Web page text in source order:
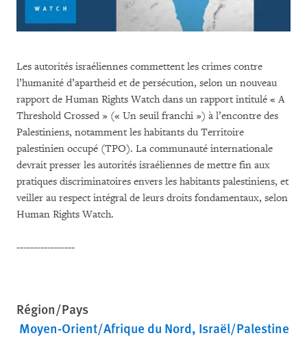
Les autorités israéliennes commettent les crimes contre
l’humanité d’apartheid et de persécution, selon un nouveau
rapport de Human Rights Watch dans un rapport intitulé « A
Threshold Crossed » (« Un seuil franchi ») à l’encontre des
Palestiniens, notamment les habitants du Territoire
palestinien occupé (TPO). La communauté internationale
devrait presser les autorités israéliennes de mettre fin aux
pratiques discriminatoires envers les habitants palestiniens, et
veiller au respect intégral de leurs droits fondamentaux, selon
Human Rights Watch.
-----------------
Région/Pays
Moyen-Orient/Afrique du Nord Israël/Palestine